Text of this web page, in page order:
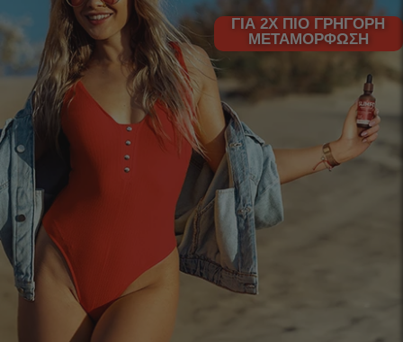
ΓΙΑ 2X ΠΙΟ ΓΡΉΓΟΡΗ
ΜΕΤΑΜΌΡΦΩΣΗ